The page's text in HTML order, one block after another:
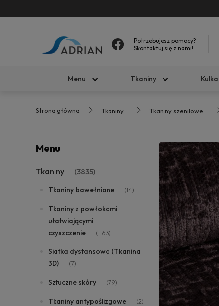
Potrzebujesz pomocy?
Skontaktuj się z nami!
Menu Tkaniny
Strona główna Tkaniny Tkaniny szenilowe
Menu
Tkaniny (3835)
Tkaniny bawełniane (14)
Tkaniny z powłokami
ułatwiającymi
czyszczenie
(1163)
Siatka dystansowa (Tkanina
3D)
(7)
Sztuczne skóry (79)
Tkaniny antypoślizgowe (2)